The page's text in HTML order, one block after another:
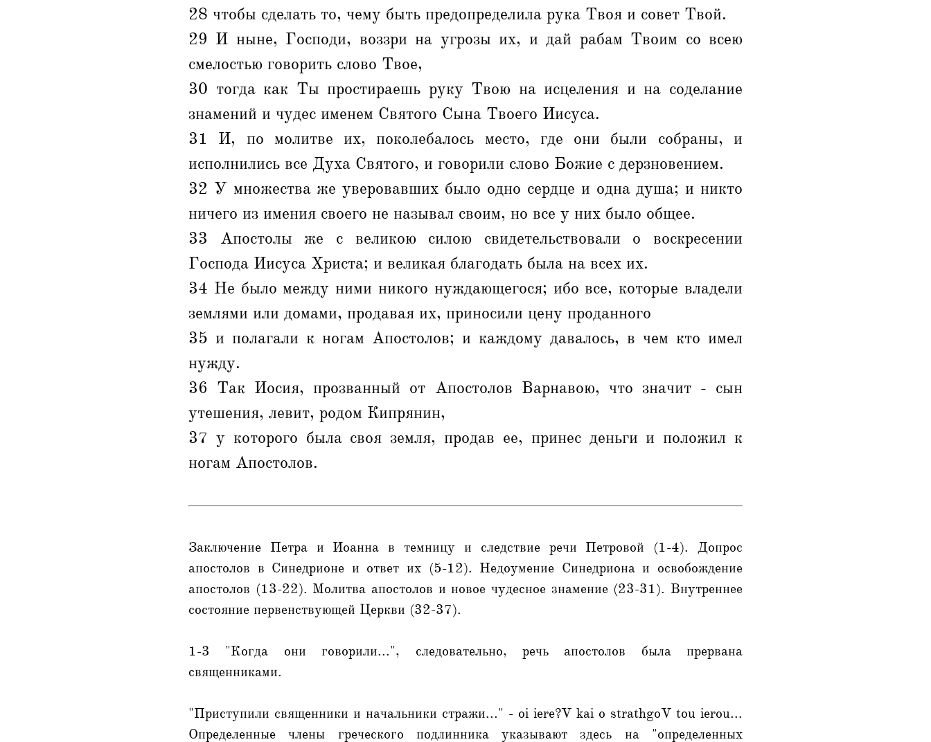
28 чтобы сделать то, чему быть предопределила рука Твоя и совет Твой.
29 И ныне, Господи, воззри на угрозы их, и дай рабам Твоим со всею
смелостью говорить слово Твое,
30 тогда как Ты простираешь руку Твою на исцеления и на соделание
знамений и чудес именем Святого Сына Твоего Иисуса.
31 И, по молитве их, поколебалось место, где они были собраны, и
исполнились все Духа Святого, и говорили слово Божие с дерзновением.
32 У множества же уверовавших было одно сердце и одна душа; и никто
ничего из имения своего не называл своим, но все у них было общее.
33 Апостолы же с великою силою свидетельствовали о воскресении
Господа Иисуса Христа; и великая благодать была на всех их.
34 Не было между ними никого нуждающегося; ибо все, которые владели
землями или домами, продавая их, приносили цену проданного
35 и полагали к ногам Апостолов; и каждому давалось, в чем кто имел
нужду.
36 Так Иосия, прозванный от Апостолов Варнавою, что значит - сын
утешения, левит, родом Кипрянин,
37 у которого была своя земля, продав ее, принес деньги и положил к
ногам Апостолов.
Заключение Петра и Иоанна в темницу и следствие речи Петровой (1-4). Допрос
апостолов в Синедрионе и ответ их (5-12). Недоумение Синедриона и освобождение
апостолов (13-22). Молитва апостолов и новое чудесное знамение (23-31). Внутреннее
состояние первенствующей Церкви (32-37).
1-3 "Когда они говорили...", следовательно, речь апостолов была прервана
священниками.
"Приступили священники и начальники стражи..." - oi iere?V kai o strathgoV tou ierou...
Определенные члены греческого подлинника указывают здесь на "определенных